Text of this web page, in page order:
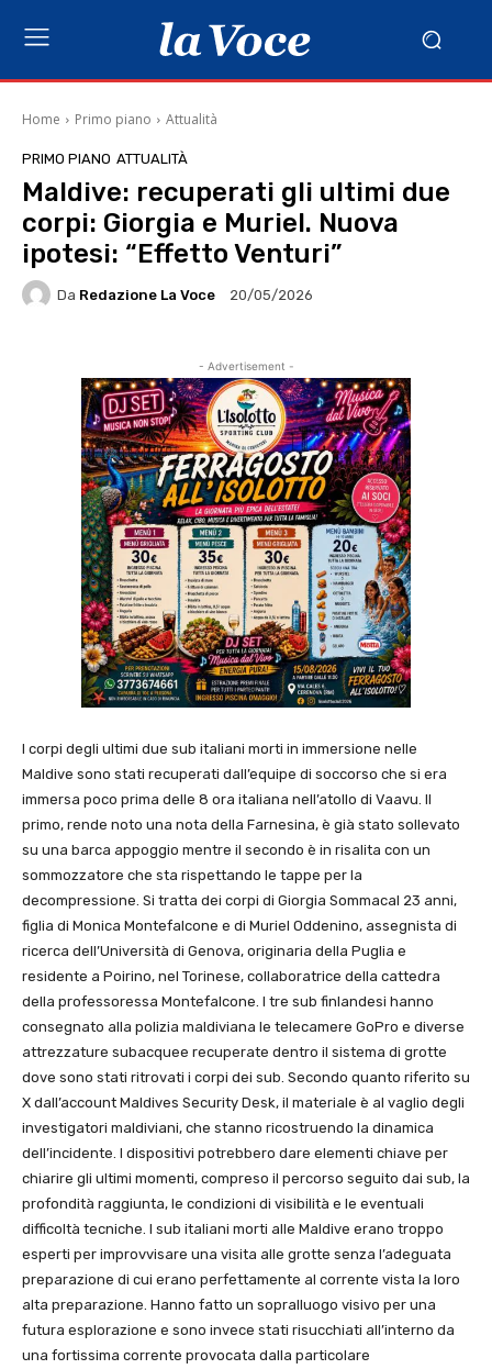
Home Primo piano Attualità
PRIMO PIANO ATTUALITÀ
Maldive: recuperati gli ultimi due
corpi: Giorgia e Muriel. Nuova
ipotesi: “Effetto Venturi”
Da Redazione La Voce 20/05/2026
- Advertisement -
I corpi degli ultimi due sub italiani morti in immersione nelle
Maldive sono stati recuperati dall’equipe di soccorso che si era
immersa poco prima delle 8 ora italiana nell’atollo di Vaavu. Il
primo, rende noto una nota della Farnesina, è già stato sollevato
su una barca appoggio mentre il secondo è in risalita con un
sommozzatore che sta rispettando le tappe per la
decompressione. Si tratta dei corpi di Giorgia Sommacal 23 anni,
figlia di Monica Montefalcone e di Muriel Oddenino, assegnista di
ricerca dell’Università di Genova, originaria della Puglia e
residente a Poirino, nel Torinese, collaboratrice della cattedra
della professoressa Montefalcone. I tre sub finlandesi hanno
consegnato alla polizia maldiviana le telecamere GoPro e diverse
attrezzature subacquee recuperate dentro il sistema di grotte
dove sono stati ritrovati i corpi dei sub. Secondo quanto riferito su
X dall’account Maldives Security Desk, il materiale è al vaglio degli
investigatori maldiviani, che stanno ricostruendo la dinamica
dell’incidente. I dispositivi potrebbero dare elementi chiave per
chiarire gli ultimi momenti, compreso il percorso seguito dai sub, la
profondità raggiunta, le condizioni di visibilità e le eventuali
difficoltà tecniche. I sub italiani morti alle Maldive erano troppo
esperti per improvvisare una visita alle grotte senza l’adeguata
preparazione di cui erano perfettamente al corrente vista la loro
alta preparazione. Hanno fatto un sopralluogo visivo per una
futura esplorazione e sono invece stati risucchiati all’interno da
una fortissima corrente provocata dalla particolare